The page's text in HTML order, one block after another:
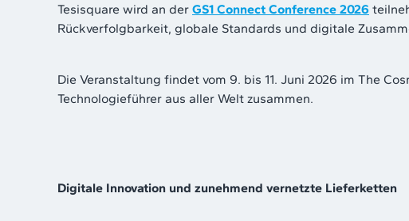
Tesisquare wird an der GS1 Connect Conference 2026
Rückverfolgbarkeit, globale Standards und digitale
Die Veranstaltung findet vom 9. bis 11. Juni 2026 im The
Technologieführer aus aller Welt zusammen.
Digitale Innovation und zunehmend vernetzte Lieferketten